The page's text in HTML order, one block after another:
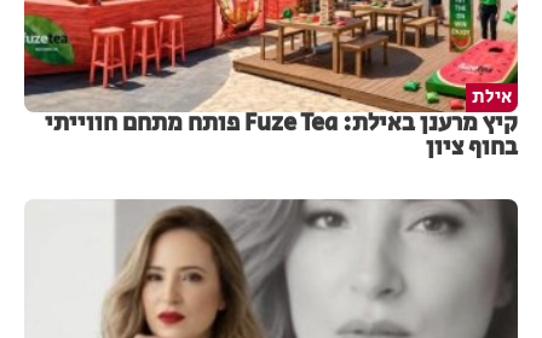
אילת
קיץ מרענן באילת: Fuze Tea פותח מתחם חווייתי
בחוף ציון